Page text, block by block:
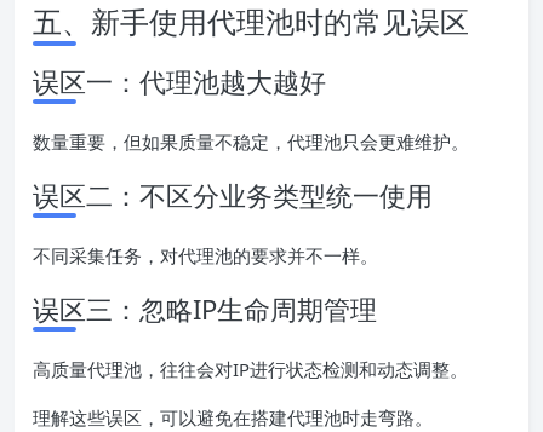
五、新手使用代理池时的常见误区
误区一：代理池越大越好
数量重要，但如果质量不稳定，代理池只会更难维护。
误区二：不区分业务类型统一使用
不同采集任务，对代理池的要求并不一样。
误区三：忽略IP生命周期管理
高质量代理池，往往会对IP进行状态检测和动态调整。
理解这些误区，可以避免在搭建代理池时走弯路。